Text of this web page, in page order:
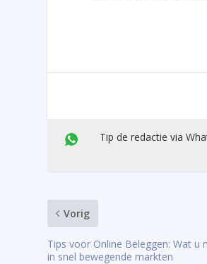
Tip de redactie via
Vorig
Tips voor Online Beleggen: Wat u
in snel bewegende markten